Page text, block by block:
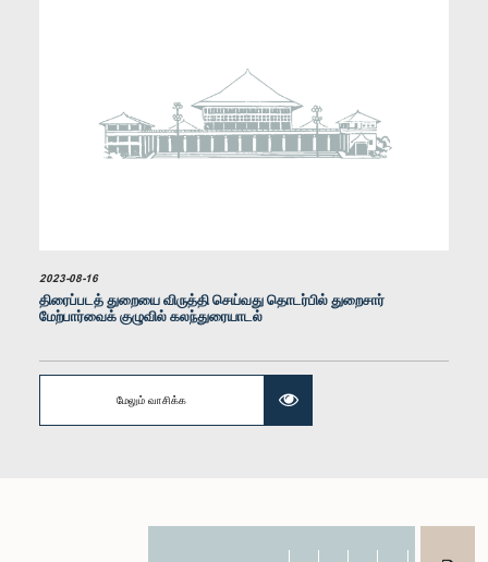
கௌரவ இம்ரான் மகரூப், பா.உ.
2023-08-16
திரைப்படத் துறையை விருத்தி செய்வது தொடர்பில் துறைசார்
மேற்பார்வைக் குழுவில் கலந்துரையாடல்
மேலும் வாசிக்க